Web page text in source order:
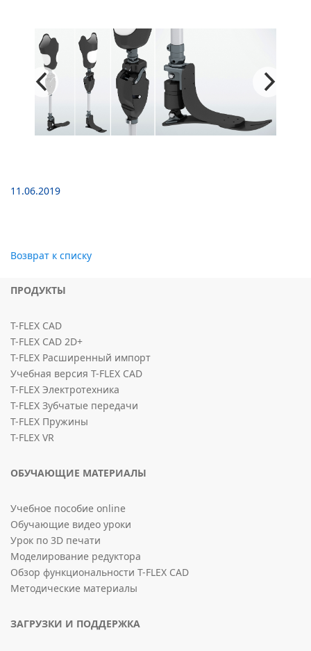
11.06.2019
Возврат к списку
ПРОДУКТЫ
T-FLEX CAD
T-FLEX CAD 2D+
T-FLEX Расширенный импорт
Учебная версия T-FLEX CAD
T-FLEX Электротехника
T-FLEX Зубчатые передачи
T-FLEX Пружины
T-FLEX VR
ОБУЧАЮЩИЕ МАТЕРИАЛЫ
Учебное пособие online
Обучающие видео уроки
Урок по 3D печати
Моделирование редуктора
Обзор функциональности T-FLEX CAD
Методические материалы
ЗАГРУЗКИ И ПОДДЕРЖКА